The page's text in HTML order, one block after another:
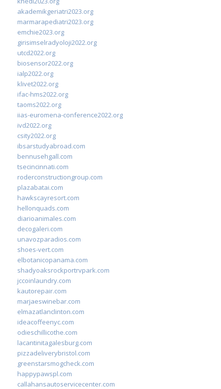
akademikgeriatri2023.org
marmarapediatri2023.org
emchie2023.org
girisimselradyoloji2022.org
utcd2022.org
biosensor2022.org
ialp2022.org
klivet2022.org
ifac-hms2022.org
taoms2022.org
iias-euromena-conference2022.org
ivd2022.org
csity2022.org
ibsarstudyabroad.com
bennusehgall.com
tsecincinnati.com
roderconstructiongroup.com
plazabatai.com
hawkscayresort.com
hellonquads.com
diarioanimales.com
decogaleri.com
unavozparadios.com
shoes-vert.com
elbotanicopanama.com
shadyoaksrockportrvpark.com
jccoinlaundry.com
kautorepair.com
marjaeswinebar.com
elmazatlanclinton.com
ideacoffeenyc.com
odieschillicothe.com
lacantinitagalesburg.com
pizzadeliverybristol.com
greenstarsmogcheck.com
happypawspl.com
callahansautoservicecenter.com